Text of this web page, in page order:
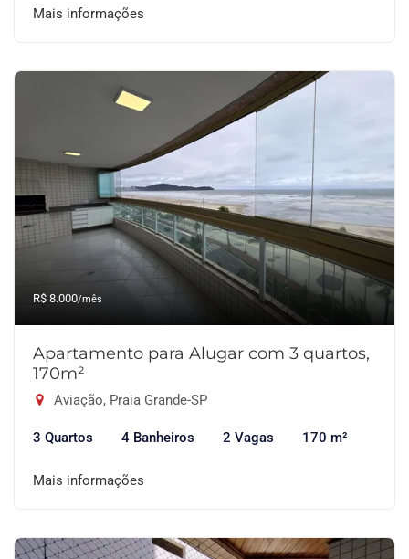
Mais informações
R$ 8.000/mês
Apartamento para Alugar com 3 quartos,
170m²
Aviação, Praia Grande-SP
3 Quartos 4 Banheiros 2 Vagas 170 m²
Mais informações